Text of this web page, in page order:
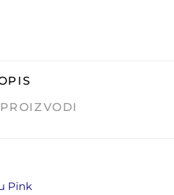
Pink